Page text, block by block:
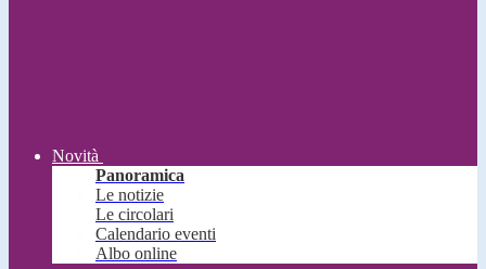
Novità
Panoramica
Le notizie
Le circolari
Calendario eventi
Albo online